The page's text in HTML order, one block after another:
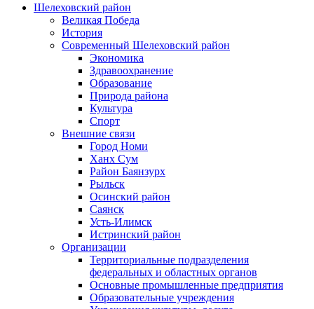
Шелеховский район
Великая Победа
История
Современный Шелеховский район
Экономика
Здравоохранение
Образование
Природа района
Культура
Спорт
Внешние связи
Город Номи
Ханх Сум
Район Баянзурх
Рыльск
Осинский район
Саянск
Усть-Илимск
Истринский район
Организации
Территориальные подразделения
федеральных и областных органов
Основные промышленные предприятия
Образовательные учреждения